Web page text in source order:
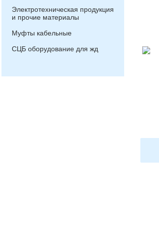
Электротехническая продукция
и прочие материалы
Муфты кабельные
СЦБ оборудование для жд